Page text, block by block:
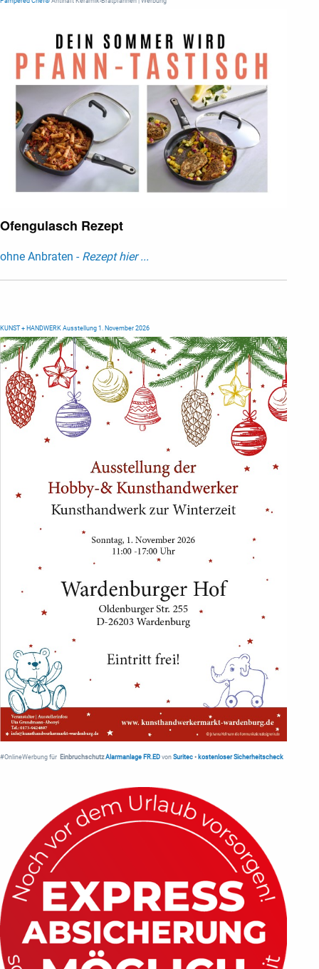
Ofengulasch Rezept
ohne Anbraten - Rezept hier ...
KUNST + HANDWERK Ausstellung 1. November 2026
#OnlineWerbung für Einbruchschutz Alarmanlage FR.ED von Suritec • kostenloser Sicherheitscheck